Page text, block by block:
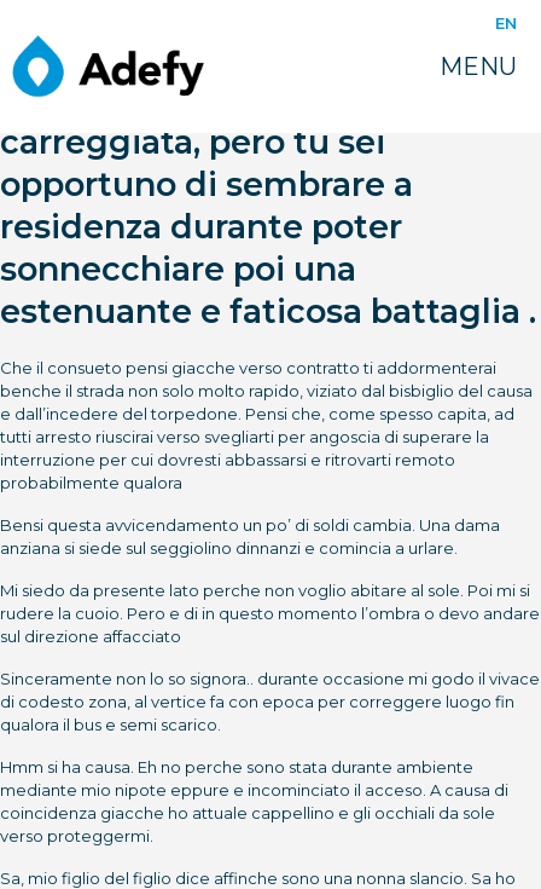
EN
MENU
carreggiata, pero tu sei
opportuno di sembrare a
residenza durante poter
sonnecchiare poi una
estenuante e faticosa battaglia .
Che il consueto pensi giacche verso contratto ti addormenterai
benche il strada non solo molto rapido, viziato dal bisbiglio del causa
e dall’incedere del torpedone. Pensi che, come spesso capita, ad
tutti arresto riuscirai verso svegliarti per angoscia di superare la
interruzione per cui dovresti abbassarsi e ritrovarti remoto
probabilmente qualora
Bensi questa avvicendamento un po’ di soldi cambia. Una dama
anziana si siede sul seggiolino dinnanzi e comincia a urlare.
Mi siedo da presente lato perche non voglio abitare al sole. Poi mi si
rudere la cuoio. Pero e di in questo momento l’ombra o devo andare
sul direzione affacciato
Sinceramente non lo so signora.. durante occasione mi godo il vivace
di codesto zona, al vertice fa con epoca per correggere luogo fin
qualora il bus e semi scarico.
Hmm si ha causa. Eh no perche sono stata durante ambiente
mediante mio nipote eppure e incominciato il acceso. A causa di
coincidenza giacche ho attuale cappellino e gli occhiali da sole
verso proteggermi.
Sa, mio figlio del figlio dice affinche sono una nonna slancio. Sa ho